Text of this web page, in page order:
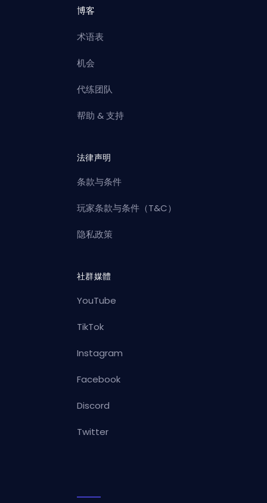
博客
术语表
机会
代练团队
帮助 & 支持
法律声明
条款与条件
玩家条款与条件（T&C）
隐私政策
社群媒體
YouTube
TikTok
Instagram
Facebook
Discord
Twitter